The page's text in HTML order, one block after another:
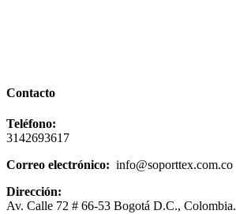
Contacto
Teléfono:
3142693617
Correo electrónico: info@soporttex.com.co
Dirección:
Av. Calle 72 # 66-53 Bogotá D.C., Colombia.